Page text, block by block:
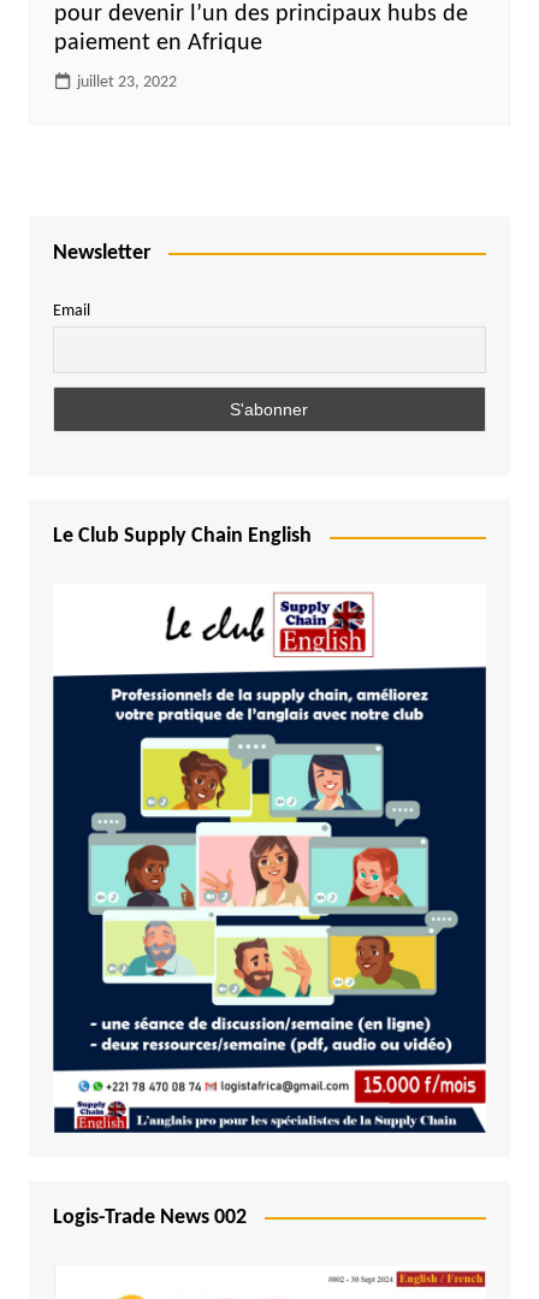
pour devenir l’un des principaux hubs de
paiement en Afrique
juillet 23, 2022
Newsletter
Email
Le Club Supply Chain English
Logis-Trade News 002